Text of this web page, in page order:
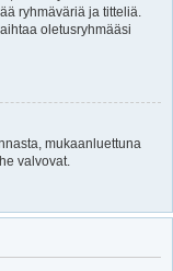
ryhmäväriä ja titteliä.
oletusryhmääsi
mukaanluettuna
valvovat.